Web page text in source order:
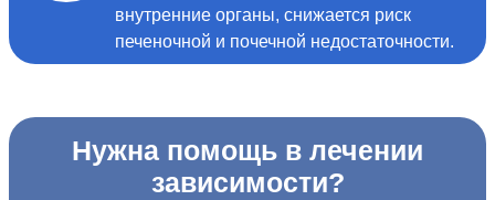
внутренние органы, снижается риск
печеночной и почечной недостаточности.
Нужна помощь в лечении
зависимости?